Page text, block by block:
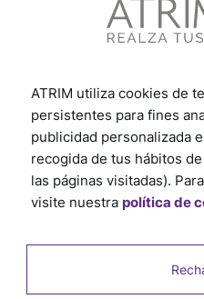
Productos
ATRIM utiliza cookies de
persistentes para fines
publicidad personalizada
recogida de tus hábitos
las páginas visitadas).
visite nuestra política de